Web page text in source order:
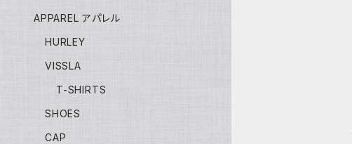
APPAREL アパレル
HURLEY
VISSLA
T-SHIRTS
SHOES
CAP